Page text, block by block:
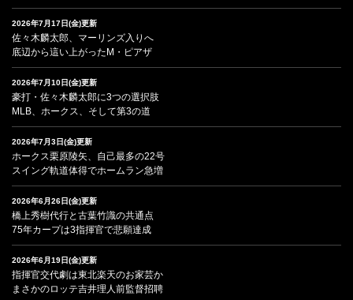
2026年7月17日(金)更新
佐々木麟太郎、マーリンズ入りへ
底辺から這い上がったM・ピアザ
2026年7月10日(金)更新
豪打・佐々木麟太郎に3つの選択肢
MLB、ホークス、そして第3の道
2026年7月3日(金)更新
ホークス栗原陵矢、自己最多の22号
スイング軌道体得でホームラン急増
2026年6月26日(金)更新
橋上秀樹代行と古葉竹識の共通点
75年カープは3指揮官で悲願達成
2026年6月19日(金)更新
指揮官交代劇は東北楽天のお家芸か
まさかのロッテ吉井理人前監督招聘